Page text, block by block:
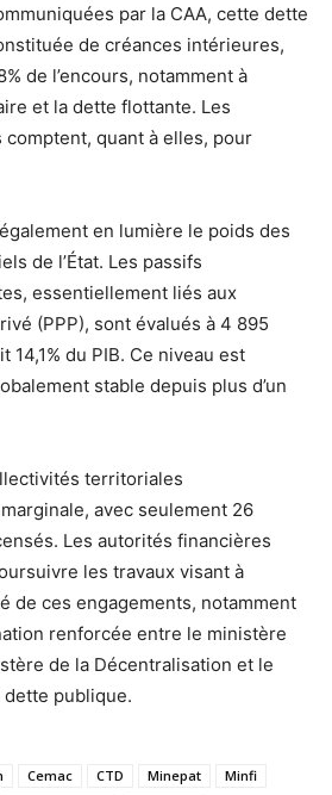
par la CAA, cette dette
de créances intérieures,
de l’encours, notamment à
et la dette flottante. Les
quant à elles, pour
en lumière le poids des
de l’État. Les passifs
essentiellement liés aux
(PPP), sont évalués à 4 895
14,1% du PIB. Ce niveau est
stable depuis plus d’un
territoriales
avec seulement 26
Les autorités financières
les travaux visant à
de ces engagements, notamment
renforcée entre le ministère
de la Décentralisation et le
dette publique.
Cemac CTD Minepat
Minfi